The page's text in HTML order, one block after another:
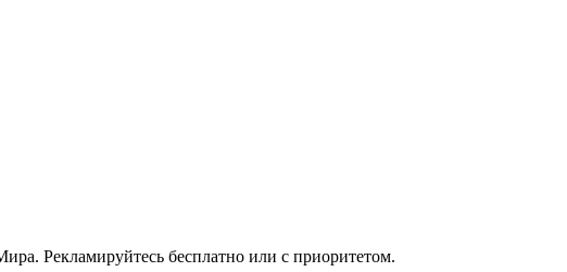
Рекламируйтесь бесплатно или с приоритетом.